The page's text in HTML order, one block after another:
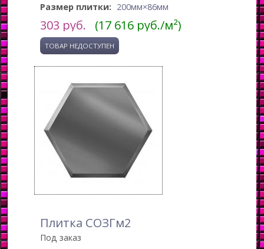
Размер плитки: 200мм×86мм
303 руб. (17 616 руб./м²)
Плитка СОЗГм2
Под заказ